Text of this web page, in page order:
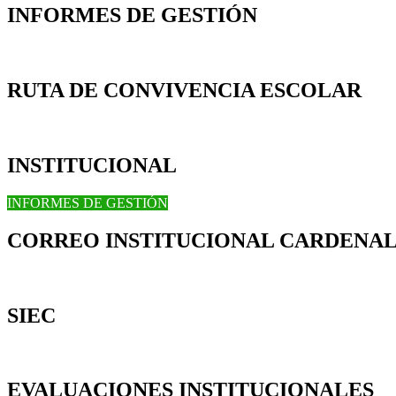
INFORMES DE GESTIÓN
RUTA DE CONVIVENCIA ESCOLAR
INSTITUCIONAL
INFORMES DE GESTIÓN
CORREO INSTITUCIONAL
SIEC
EVALUACIONES INSTITUCIONALES